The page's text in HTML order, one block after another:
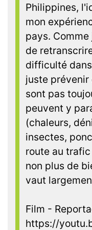
Philippines,
mon
pays.
de
difficulté
juste
sont pas
peuvent y
(chaleurs,
insectes,
route au
non plus de
vaut
Film -
https://